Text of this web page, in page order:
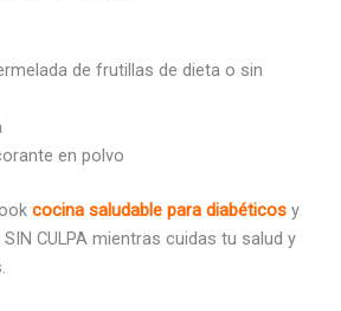
de frutillas de dieta o sin
en polvo
cocina saludable para diabéticos y
CULPA mientras cuidas tu salud y